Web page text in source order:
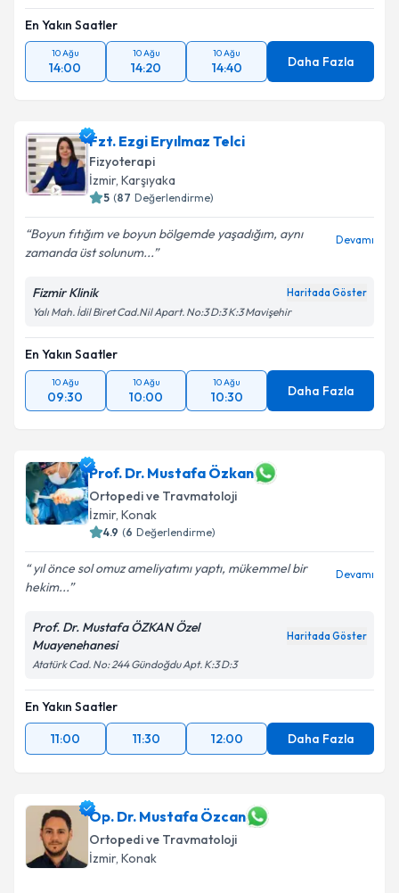
En Yakın Saatler
10 Ağu
14:00
10 Ağu
14:20
10 Ağu
14:40 Daha Fazla
Fzt. Ezgi Eryılmaz Telci
Fizyoterapi
İzmir, Karşıyaka
5 (87 Değerlendirme)
Boyun fıtığım ve boyun bölgemde yaşadığım, aynı
zamanda üst solunum...
Devamı
Fizmir Klinik Haritada Göster
Yalı Mah. İdil Biret Cad.Nil Apart. No:3 D:3 K:3 Mavişehir
En Yakın Saatler
10 Ağu
09:30
10 Ağu
10:00
10 Ağu
10:30 Daha Fazla
Prof. Dr. Mustafa Özkan
Ortopedi ve Travmatoloji
İzmir, Konak
4.9 (6 Değerlendirme)
yıl önce sol omuz ameliyatımı yaptı, mükemmel bir
hekim...
Devamı
Prof. Dr. Mustafa ÖZKAN Özel
Muayenehanesi
Haritada Göster
Atatürk Cad. No: 244 Gündoğdu Apt. K:3 D:3
En Yakın Saatler
11:00
11:30 12:00 Daha Fazla
Op. Dr. Mustafa Özcan
Ortopedi ve Travmatoloji
İzmir, Konak